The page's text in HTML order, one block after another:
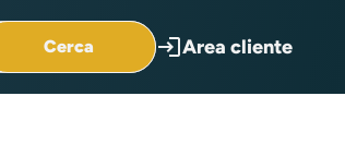
Cerca loginArea cliente